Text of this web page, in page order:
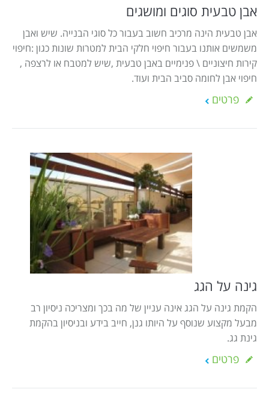
אבן טבעית סוגים ומושגים
אבן טבעית הינה מרכיב חשוב בעבור כל סוגי הבנייה. שיש ואבן
משמשים אותנו בעבור חיפוי חלקי הבית למטרות שונות כגון :חיפוי
קירות חיצוניים \ פנימיים באבן טבעית ,שיש למטבח או לרצפה ,
חיפוי אבן לחומה סביב הבית ועוד.
פרטים
גינה על הגג
הקמת גינה על הגג אינה עניין של מה בכך ומצריכה ניסיון רב
מבעל מקצוע שנוסף על היותו גנן, חייב בידע ובניסיון בהקמת
גינת גג.
פרטים